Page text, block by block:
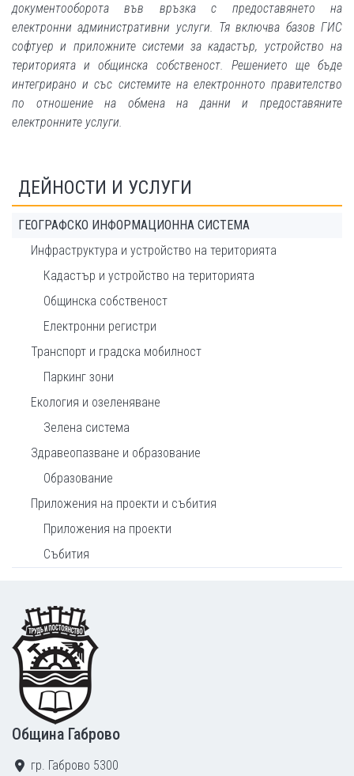
документооборота във връзка с предоставянето на
електронни административни услуги. Тя включва базов ГИС
софтуер и приложните системи за кадастър, устройство на
територията и общинска собственост. Решението ще бъде
интегрирано и със системите на електронното правителство
по отношение на обмена на данни и предоставяните
електронните услуги.
ДЕЙНОСТИ И УСЛУГИ
ГЕОГРАФСКО ИНФОРМАЦИОННА СИСТЕМА
Инфраструктура и устройство на територията
Кадастър и устройство на територията
Общинска собственост
Електронни регистри
Транспорт и градска мобилност
Паркинг зони
Екология и озеленяване
Зелена система
Здравеопазване и образование
Образование
Приложения на проекти и събития
Приложения на проекти
Събития
Footer
Община Габрово
гр. Габрово 5300